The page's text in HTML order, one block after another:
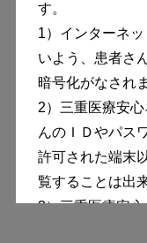
す。
1） インターネ
いよう、患者さ
暗号化がなされ
2） 三重医療安
んのＩＤやパス
許可された端末
覧することは出
3）三重医療安